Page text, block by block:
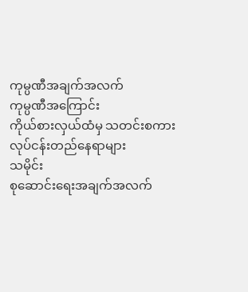
ကုမ္ပဏီအချက်အလက်
ကုမ္ပဏီအကြောင်း
ကိုယ်စားလှယ်ထံမှ သတင်းစကား
လုပ်ငန်းတည်နေရာများ
သမိုင်း
စုဆောင်းရေးအချက်အလက်